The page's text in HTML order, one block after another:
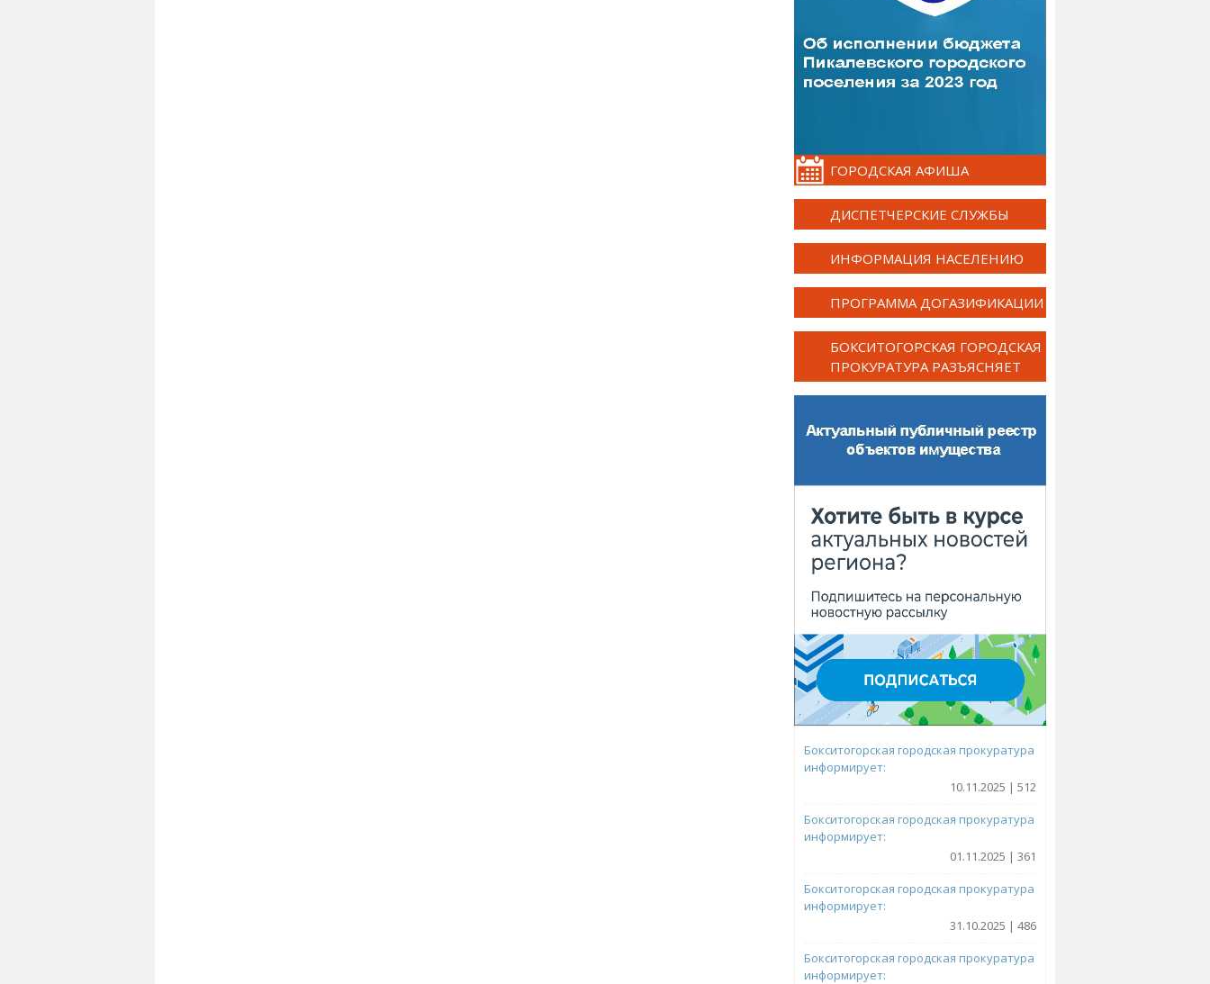
ГОРОДСКАЯ АФИША
ДИСПЕТЧЕРСКИЕ СЛУЖБЫ
ИНФОРМАЦИЯ НАСЕЛЕНИЮ
ПРОГРАММА ДОГАЗИФИКАЦИИ
БОКСИТОГОРСКАЯ ГОРОДСКАЯ
ПРОКУРАТУРА РАЗЪЯСНЯЕТ
Бокситогорская городская прокуратура
информирует:
10.11.2025 | 512
Бокситогорская городская прокуратура
информирует:
01.11.2025 | 361
Бокситогорская городская прокуратура
информирует:
31.10.2025 | 486
Бокситогорская городская прокуратура
информирует: